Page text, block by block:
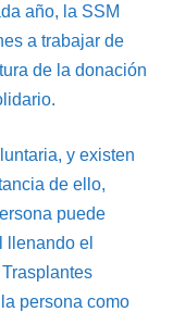
año, la SSM
a trabajar de
de la donación
y existen
de ello,
puede
llenando el
persona como